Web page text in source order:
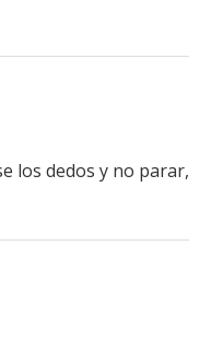
los dedos y no parar,